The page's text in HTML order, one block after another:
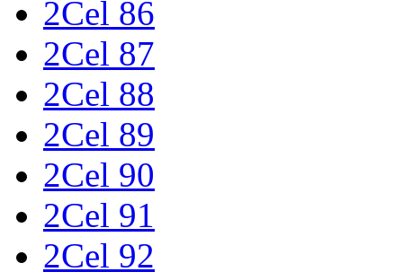
2Cel 86
2Cel 87
2Cel 88
2Cel 89
2Cel 90
2Cel 91
2Cel 92